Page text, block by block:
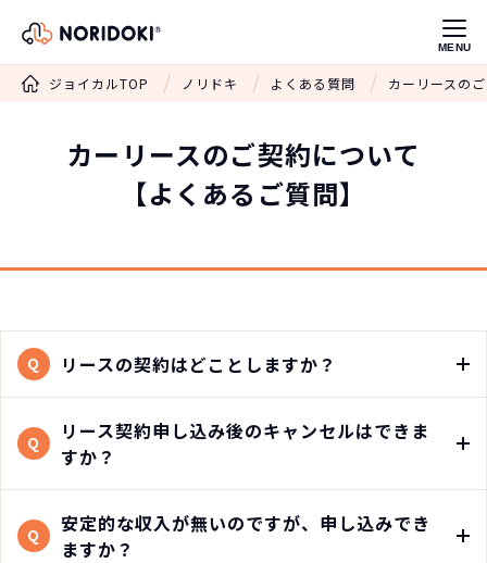
MENU
ジョイカルTOP ノリドキ よくある質問 カーリースの
カーリースのご契約について
【よくあるご質問】
Q リースの契約はどことしますか？
Q
リース契約申し込み後のキャンセルはできま
すか？
Q
安定的な収入が無いのですが、申し込みでき
ますか？